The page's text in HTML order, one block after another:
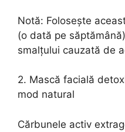
Notă: Folosește
(o dată pe
smalțului cauzată de
2. Mască facială
mod natural
Cărbunele activ